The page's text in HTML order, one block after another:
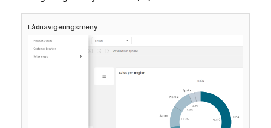
Lådnavigeringsmeny